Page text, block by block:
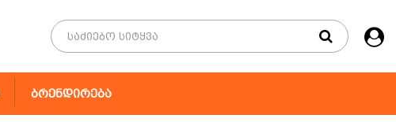
ბრენდირება